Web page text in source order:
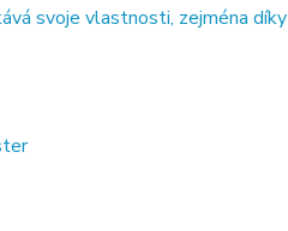
svoje vlastnosti, zejména díky